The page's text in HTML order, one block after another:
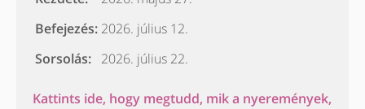
Befejezés: 2026. július 12.
Sorsolás: 2026. július 22.
Kattints ide, hogy megtudd, mik a nyeremények,